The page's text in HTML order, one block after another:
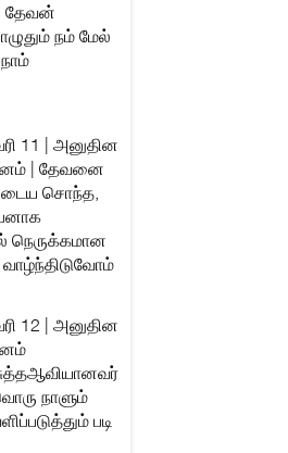
தேவன்
நம் மேல்
11 | அனுதின
| தேவனை
சொந்த,
நெருக்கமான
12 | அனுதின
நாளும்
படி